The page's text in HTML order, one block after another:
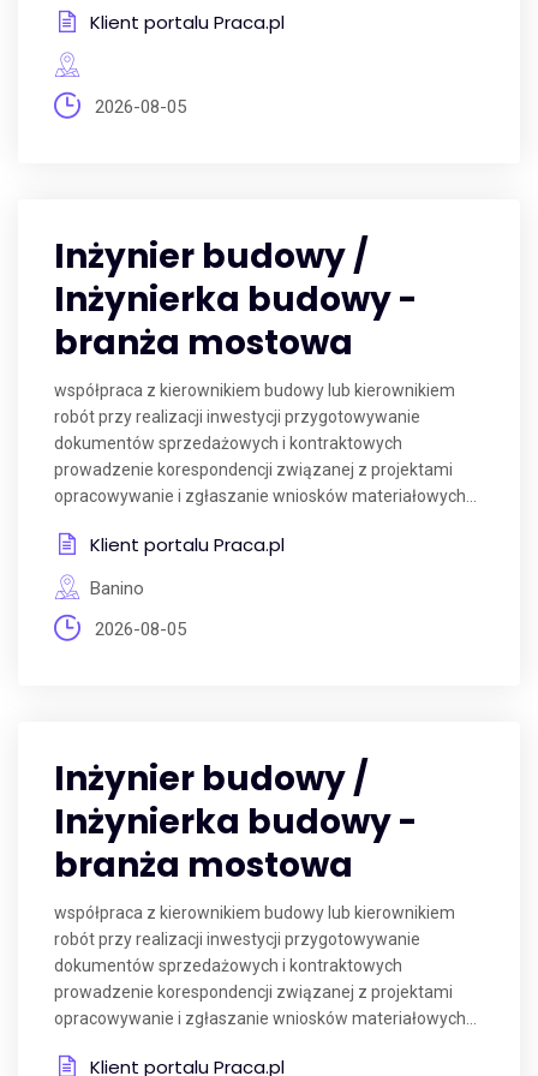
Klient portalu Praca.pl
2026-08-05
Inżynier budowy /
Inżynierka budowy -
branża mostowa
współpraca z kierownikiem budowy lub kierownikiem
robót przy realizacji inwestycji przygotowywanie
dokumentów sprzedażowych i kontraktowych
prowadzenie korespondencji związanej z projektami
opracowywanie i zgłaszanie wniosków materiałowych...
Klient portalu Praca.pl
Banino
2026-08-05
Inżynier budowy /
Inżynierka budowy -
branża mostowa
współpraca z kierownikiem budowy lub kierownikiem
robót przy realizacji inwestycji przygotowywanie
dokumentów sprzedażowych i kontraktowych
prowadzenie korespondencji związanej z projektami
opracowywanie i zgłaszanie wniosków materiałowych...
Klient portalu Praca.pl